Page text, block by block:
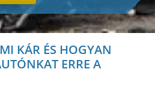
KÁR ÉS HOGYAN
ERRE A